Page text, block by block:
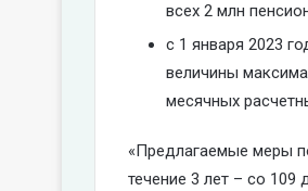
всех 2 млн
с 1 января 2023
величины
месячных
«Предлагаемые меры
течение 3 лет – со 109